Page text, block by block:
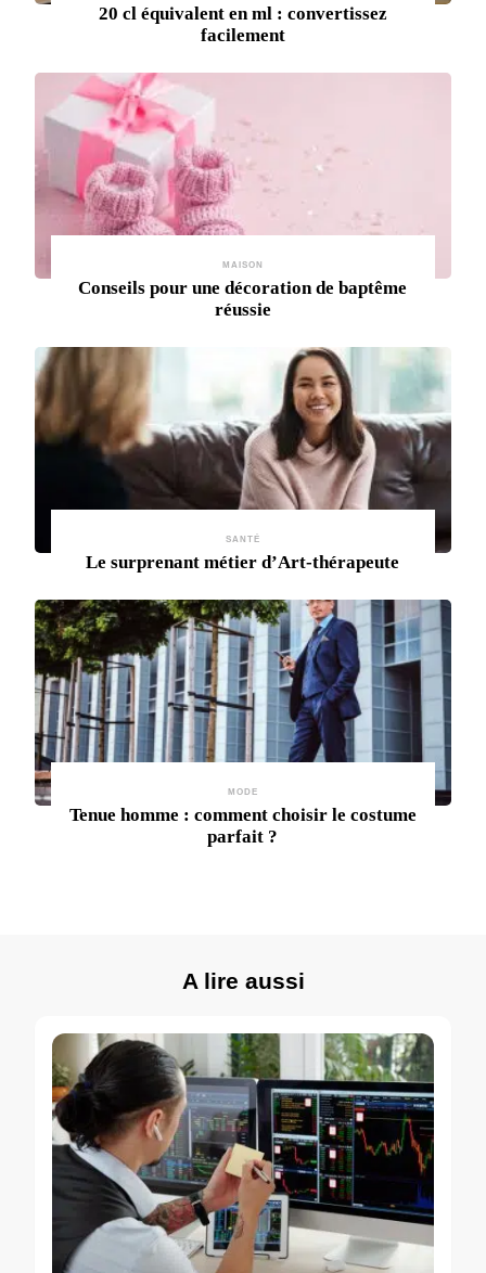
20 cl équivalent en ml : convertissez
facilement
MAISON
Conseils pour une décoration de baptême
réussie
SANTÉ
Le surprenant métier d’Art-thérapeute
MODE
Tenue homme : comment choisir le costume
parfait ?
A lire aussi